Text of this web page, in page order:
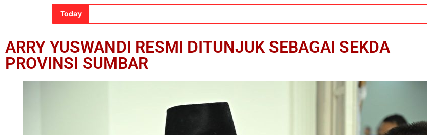
Today
ARRY YUSWANDI RESMI DITUNJUK SEBAGAI SEKDA
PROVINSI SUMBAR